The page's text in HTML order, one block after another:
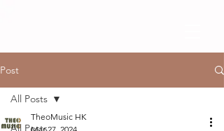
Post
All Posts
All Posts
TheoMusic HK